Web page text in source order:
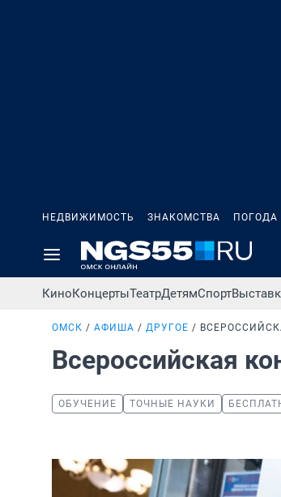
НЕДВИЖИМОСТЬ ЗНАКОМСТВА ПОГОДА
КиноКонцертыТеатрДетямСпорт
ОМСК АФИША ДРУГОЕ
Всероссийская
ОБУЧЕНИЕ ТОЧНЫЕ НАУКИ